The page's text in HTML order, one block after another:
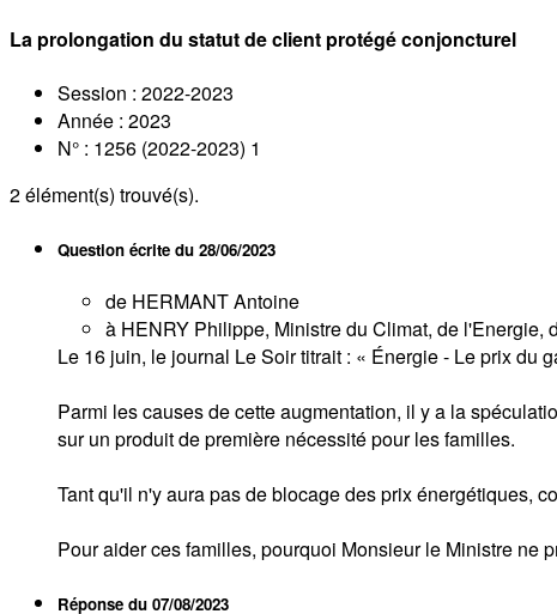
La prolongation du statut de client protégé conjoncturel
Session : 2022-2023
Année : 2023
N° : 1256 (2022-2023) 1
2élément(s) trouvé(s).
Question écrite du 28/06/2023
de HERMANT Antoine
à HENRY Philippe, Ministre du Climat, de l'Energie,
Le 16 juin, le journal Le Soir titrait : « Énergie - Le prix du
Parmi les causes de cette augmentation, il y a la
sur un produit de première nécessité pour les familles.
Tant qu'il n'y aura pas de blocage des prix énergétiques,
Pour aider ces familles, pourquoi Monsieur le Ministre ne
Réponse du 07/08/2023